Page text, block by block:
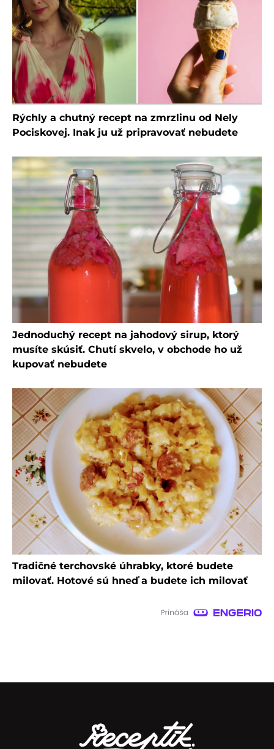
Rýchly a chutný recept na zmrzlinu od Nely
Pociskovej. Inak ju už pripravovať nebudete
Jednoduchý recept na jahodový sirup, ktorý
musíte skúsiť. Chutí skvelo, v obchode ho už
kupovať nebudete
Tradičné terchovské úhrabky, ktoré budete
milovať. Hotové sú hneď a budete ich milovať